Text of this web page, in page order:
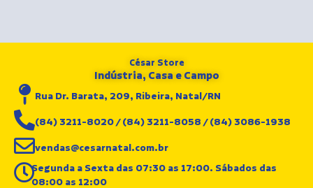
César Store
Indústria, Casa e Campo
Rua Dr. Barata, 209, Ribeira, Natal/RN
(84) 3211-8020 / (84) 3211-8058 / (84) 3086-1938
vendas@cesarnatal.com.br
Segunda a Sexta das 07:30 as 17:00. Sábados das
08:00 as 12:00